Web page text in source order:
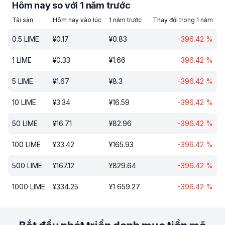
Hôm nay so với 1 năm trước
Tài sản Hôm nay vào lúc 1 năm trước Thay đổi trong 1 năm
0.5 LIME ¥0.17 ¥0.83 -396.42 %
1 LIME ¥0.33 ¥1.66 -396.42 %
5 LIME ¥1.67 ¥8.3 -396.42 %
10 LIME ¥3.34 ¥16.59 -396.42 %
50 LIME ¥16.71 ¥82.96 -396.42 %
100 LIME ¥33.42 ¥165.93 -396.42 %
500 LIME ¥167.12 ¥829.64 -396.42 %
1000 LIME ¥334.25 ¥1 659.27 -396.42 %